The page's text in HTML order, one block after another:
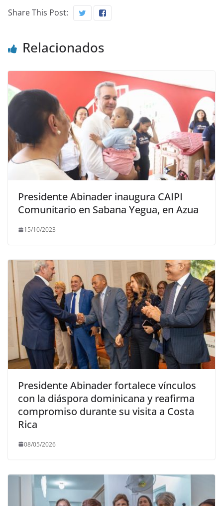
Share This Post:
Relacionados
Presidente Abinader inaugura CAIPI
Comunitario en Sabana Yegua, en Azua
15/10/2023
Presidente Abinader fortalece vínculos
con la diáspora dominicana y reafirma
compromiso durante su visita a Costa
Rica
08/05/2026